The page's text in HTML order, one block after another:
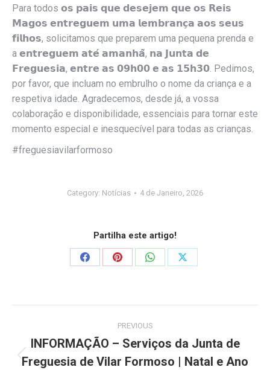
Para todos 𝗼𝘀 𝗽𝗮𝗶𝘀 𝗾𝘂𝗲 𝗱𝗲𝘀𝗲𝗷𝗲𝗺 𝗾𝘂𝗲 𝗼𝘀 𝗥𝗲𝗶𝘀
𝗠𝗮𝗴𝗼𝘀 𝗲𝗻𝘁𝗿𝗲𝗴𝘂𝗲𝗺 𝘂𝗺𝗮 𝗹𝗲𝗺𝗯𝗿𝗮𝗻𝗰̧𝗮 𝗮𝗼𝘀 𝘀𝗲𝘂𝘀
𝗳𝗶𝗹𝗵𝗼𝘀, solicitamos que preparem uma pequena prenda e
a 𝗲𝗻𝘁𝗿𝗲𝗴𝘂𝗲𝗺 𝗮𝘁𝗲́ 𝗮𝗺𝗮𝗻𝗵𝗮̃, 𝗻𝗮 𝗝𝘂𝗻𝘁𝗮 𝗱𝗲
𝗙𝗿𝗲𝗴𝘂𝗲𝘀𝗶𝗮, 𝗲𝗻𝘁𝗿𝗲 𝗮𝘀 𝟬𝟵𝗵𝟬𝟬 𝗲 𝗮𝘀 𝟭𝟱𝗵𝟯𝟬. Pedimos,
por favor, que incluam no embrulho o nome da criança e a
respetiva idade. Agradecemos, desde já, a vossa
colaboração e disponibilidade, essenciais para tornar este
momento especial e inesquecível para todas as crianças.
#freguesiavilarformoso
Category: Notícias 4 de Janeiro, 2026
Partilha este artigo!
Share
Share
Share
Share
navigation
PREVIOUS
Previous
INFORMAÇÃO – Serviços da Junta de
Freguesia de Vilar Formoso | Natal e Ano